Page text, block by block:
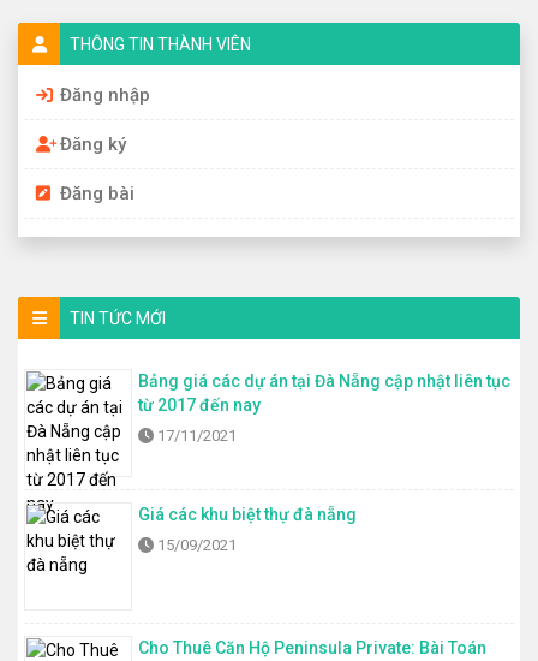
THÔNG TIN THÀNH VIÊN
Đăng nhập
Đăng ký
Đăng bài
TIN TỨC MỚI
Bảng giá các dự án tại Đà Nẵng cập nhật liên tục
từ 2017 đến nay
17/11/2021
Giá các khu biệt thự đà nẵng
15/09/2021
Cho Thuê Căn Hộ Peninsula Private: Bài Toán